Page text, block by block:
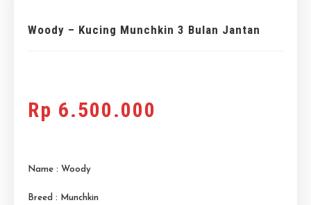
Woody – Kucing Munchkin 3 Bulan Jantan
Rp 6.500.000
Name : Woody
Breed : Munchkin